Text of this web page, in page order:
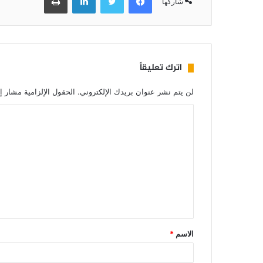
اترك تعليقاً
لن يتم نشر عنوان بريدك الإلكتروني. الحقول الإلزامية مشار
الاسم *